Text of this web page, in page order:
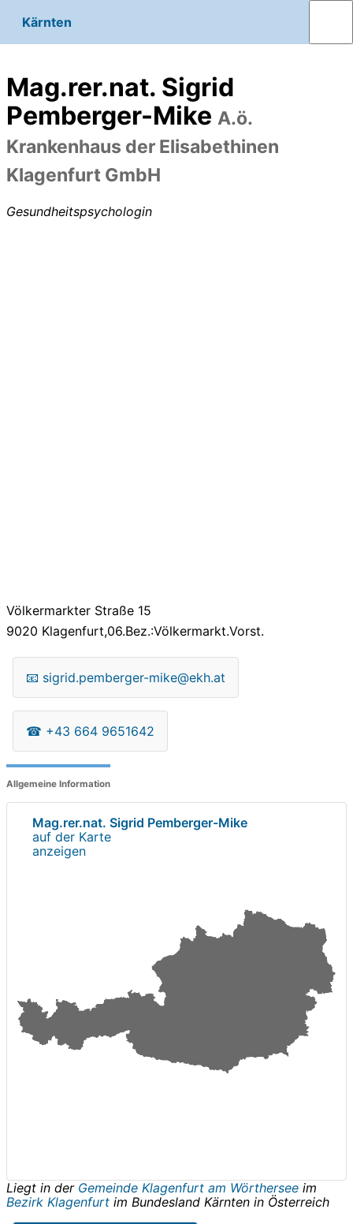
Kärnten
Mag.rer.nat. Sigrid
Pemberger-Mike A.ö.
Krankenhaus der Elisabethinen
Klagenfurt GmbH
Gesundheitspsychologin
Völkermarkter Straße 15
9020 Klagenfurt,06.Bez.:Völkermarkt.Vorst.
📧 sigrid.pemberger-mike@ekh.at
☎ +43 664 9651642
Allgemeine Information
Mag.rer.nat. Sigrid Pemberger-Mike
auf der Karte
anzeigen
Liegt in der Gemeinde Klagenfurt am Wörthersee im
Bezirk Klagenfurt im Bundesland Kärnten in Österreich